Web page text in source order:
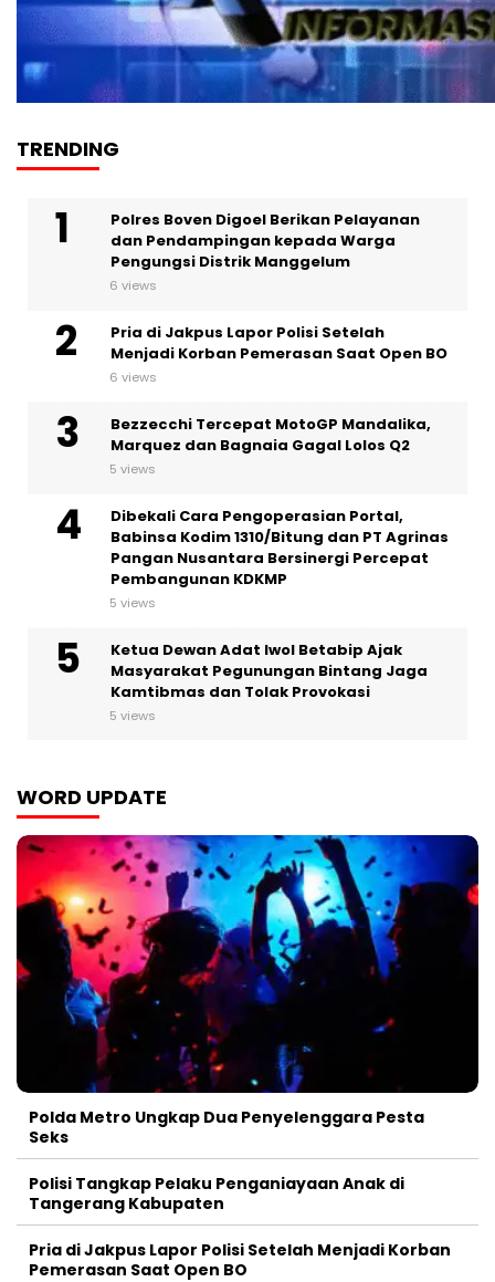
TRENDING
Polres Boven Digoel Berikan Pelayanan
dan Pendampingan kepada Warga
Pengungsi Distrik Manggelum
6 views
Pria di Jakpus Lapor Polisi Setelah
Menjadi Korban Pemerasan Saat Open BO
6 views
Bezzecchi Tercepat MotoGP Mandalika,
Marquez dan Bagnaia Gagal Lolos Q2
5 views
Dibekali Cara Pengoperasian Portal,
Babinsa Kodim 1310/Bitung dan PT Agrinas
Pangan Nusantara Bersinergi Percepat
Pembangunan KDKMP
5 views
Ketua Dewan Adat Iwol Betabip Ajak
Masyarakat Pegunungan Bintang Jaga
Kamtibmas dan Tolak Provokasi
5 views
WORD UPDATE
Polda Metro Ungkap Dua Penyelenggara Pesta
Seks
Polisi Tangkap Pelaku Penganiayaan Anak di
Tangerang Kabupaten
Pria di Jakpus Lapor Polisi Setelah Menjadi Korban
Pemerasan Saat Open BO